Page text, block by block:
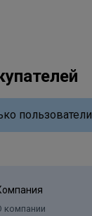
компании